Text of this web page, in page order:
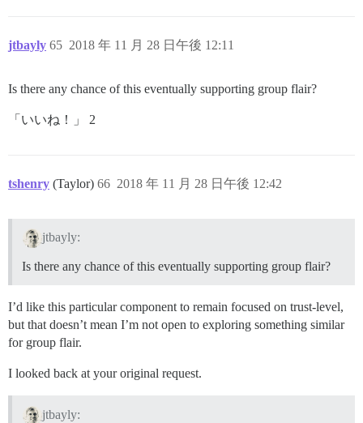
jtbayly 2018 年 11 月 28 日午後 12:11
65
Is there any chance of this eventually supporting group flair?
「いいね！」 2
tshenry (Taylor) 2018 年 11 月 28 日午後 12:42
66
jtbayly:
Is there any chance of this eventually supporting group flair?
I’d like this particular component to remain focused on trust-level,
but that doesn’t mean I’m not open to exploring something similar
for group flair.
I looked back at your original request.
jtbayly: